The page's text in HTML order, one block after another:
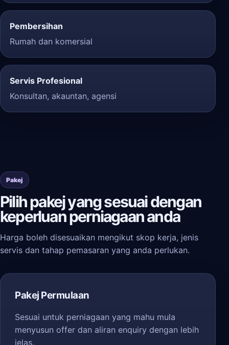
Pembersihan
Rumah dan komersial
Servis Profesional
Konsultan, akauntan, agensi
Pakej
Pilih pakej yang sesuai dengan
keperluan perniagaan anda
Harga boleh disesuaikan mengikut skop kerja, jenis
servis dan tahap pemasaran yang anda perlukan.
Pakej Permulaan
Sesuai untuk perniagaan yang mahu mula
menyusun offer dan aliran enquiry dengan lebih
jelas.